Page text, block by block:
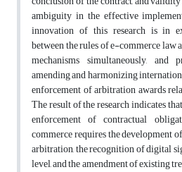
ambiguity in the effective
innovation of this research is in
between the rules of e-commerce
mechanisms simultaneously, and
amending and harmonizing
enforcement of arbitration awards
The result of the research indicates
enforcement of contractual
commerce requires the development
arbitration, the recognition of digital
level, and the amendment of existing